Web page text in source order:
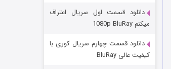
دانلود قسمت اول سریال اعتراف
میکنم 1080p BluRay
دانلود قسمت چهارم سریال کوری با
کیفیت عالی BluRay